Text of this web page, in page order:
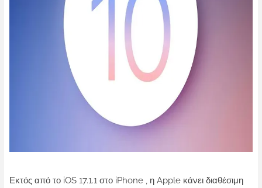
Εκτός από το iOS 17.1.1 στο iPhone , η Apple κάνει διαθέσιμη